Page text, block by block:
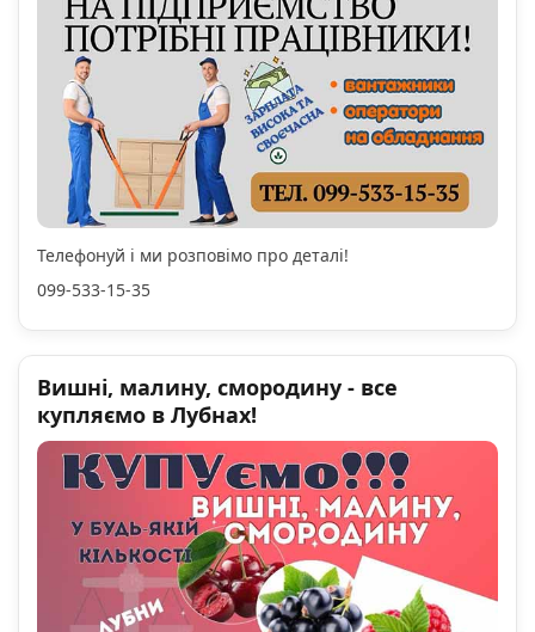
Телефонуй і ми розповімо про деталі!
099-533-15-35
Вишні, малину, смородину - все
купляємо в Лубнах!